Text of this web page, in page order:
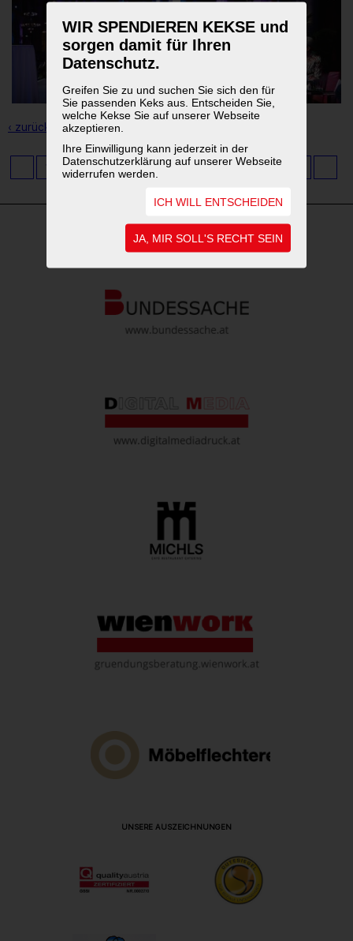
WIR SPENDIEREN KEKSE und
sorgen damit für Ihren
Datenschutz.
Greifen Sie zu und suchen Sie sich den für
Sie passenden Keks aus. Entscheiden Sie,
welche Kekse Sie auf unserer Webseite
akzeptieren.
Ihre Einwilligung kann jederzeit in der
Datenschutzerklärung auf unserer Webseite
widerrufen werden.
ICH WILL ENTSCHEIDEN
JA, MIR SOLL'S RECHT SEIN
‹ zurück zur Übersicht
2 3 4 5 6 7 8 9 ...
UNSERE AUSZEICHNUNGEN